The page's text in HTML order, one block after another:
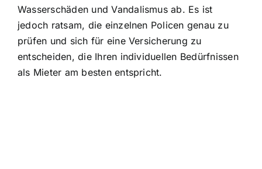
Wasserschäden und Vandalismus ab. Es ist
jedoch ratsam, die einzelnen Policen genau zu
prüfen und sich für eine Versicherung zu
entscheiden, die Ihren individuellen Bedürfnissen
als Mieter am besten entspricht.